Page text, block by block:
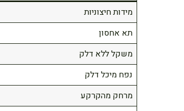
מידות חיצוניות
תא אחסון
משקל ללא דלק
נפח מיכל דלק
מרחק מהקרקע